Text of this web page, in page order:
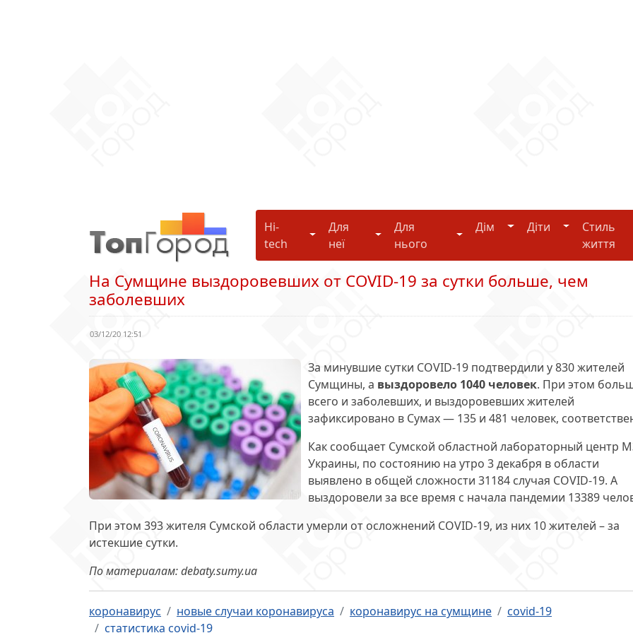
Hi-
tech
Hi-tech
Для
неї
Для неї
Для
нього
Для нього
Дім Дім Діти ДітиСтиль
життя
На Сумщине выздоровевших от COVID-19 за сутки больше, чем
заболевших
03/12/20 12:51
За минувшие сутки COVID-19 подтвердили у 830 жителей
Сумщины, а выздоровело 1040 человек. При этом
всего и заболевших, и выздоровевших жителей
зафиксировано в Сумах — 135 и 481 человек,
Как сообщает Сумской областной лабораторный центр
Украины, по состоянию на утро 3 декабря в области
выявлено в общей сложности 31184 случая COVID-19. А
выздоровели за все время с начала пандемии 13389
При этом 393 жителя Сумской области умерли от осложнений COVID-19, из них 10 жителей – за
истекшие сутки.
По материалам: debaty.sumy.ua
коронавирус новые случаи коронавируса коронавирус на сумщине
covid-19
статистика covid-19